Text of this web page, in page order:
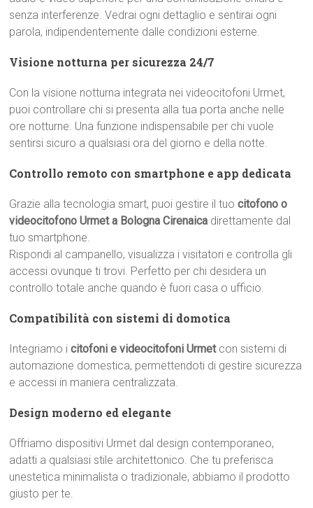
senza interferenze. Vedrai ogni dettaglio e sentirai ogni
parola, indipendentemente dalle condizioni esterne.
Visione notturna per sicurezza 24/7
Con la visione notturna integrata nei videocitofoni Urmet,
puoi controllare chi si presenta alla tua porta anche nelle
ore notturne. Una funzione indispensabile per chi vuole
sentirsi sicuro a qualsiasi ora del giorno e della notte.
Controllo remoto con smartphone e app dedicata
Grazie alla tecnologia smart, puoi gestire il tuocitofono o
videocitofono Urmet a Bologna Cirenaica direttamente dal
tuo smartphone.
Rispondi al campanello, visualizza i visitatori e controlla gli
accessi ovunque ti trovi. Perfetto per chi desidera un
controllo totale anche quando è fuori casa o ufficio.
Compatibilità con sistemi di domotica
Integriamo icitofoni e videocitofoni Urmetcon sistemi di
automazione domestica, permettendoti di gestire sicurezza
e accessi in maniera centralizzata.
Design moderno ed elegante
Offriamo dispositivi Urmet dal design contemporaneo,
adatti a qualsiasi stile architettonico. Che tu preferisca
unestetica minimalista o tradizionale, abbiamo il prodotto
giusto per te.